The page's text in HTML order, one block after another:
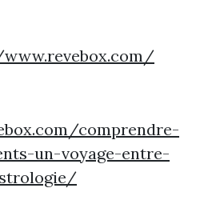
comprendre-
un-voyage-entre-